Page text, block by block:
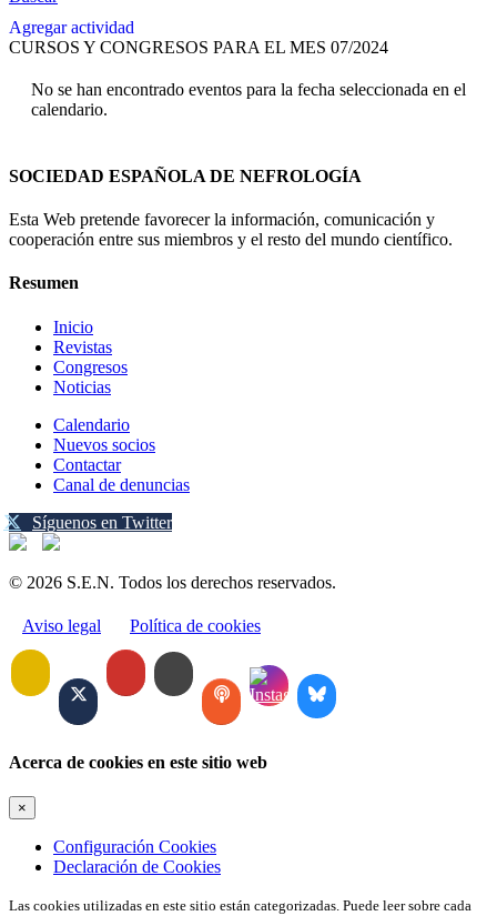
Agregar actividad
CURSOS Y CONGRESOS PARA EL MES 07/2024
No se han encontrado eventos para la fecha seleccionada en el
calendario.
SOCIEDAD ESPAÑOLA DE NEFROLOGÍA
Esta Web pretende favorecer la información, comunicación y
cooperación entre sus miembros y el resto del mundo científico.
Resumen
Inicio
Revistas
Congresos
Noticias
Calendario
Nuevos socios
Contactar
Canal de denuncias
Síguenos en Twitter
© 2026 S.E.N. Todos los derechos reservados.
Aviso legal Política de cookies
Acerca de cookies en este sitio web
×
Configuración Cookies
Declaración de Cookies
Las cookies utilizadas en este sitio están categorizadas. Puede leer sobre cada